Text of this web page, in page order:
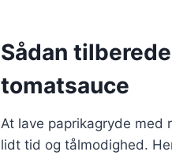
Sådan
tomatsauce
At lave paprikagryde
lidt tid og tålmodighed.